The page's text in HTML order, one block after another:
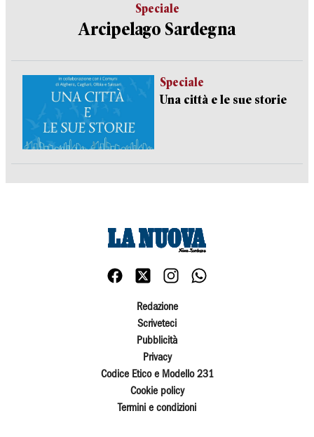
Speciale
Arcipelago Sardegna
Speciale
Una città e le sue storie
Redazione
Scriveteci
Pubblicità
Privacy
Codice Etico e Modello 231
Cookie policy
Termini e condizioni